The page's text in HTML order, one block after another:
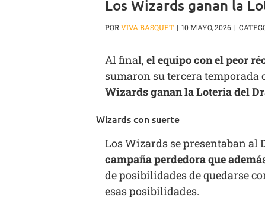
Los Wizards ganan la
PORVIVA BASQUET | 10 MAYO, 2026 |
Al final, el equipo con el peor
sumaron su tercera temporada
Wizards ganan la Loteria del
Wizards con suerte
Los Wizards se presentaban al
campaña perdedora que
de posibilidades de quedarse
esas posibilidades.